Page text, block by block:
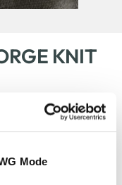
Mode
KNIT